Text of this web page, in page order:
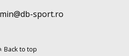
sport.ro
Back to top